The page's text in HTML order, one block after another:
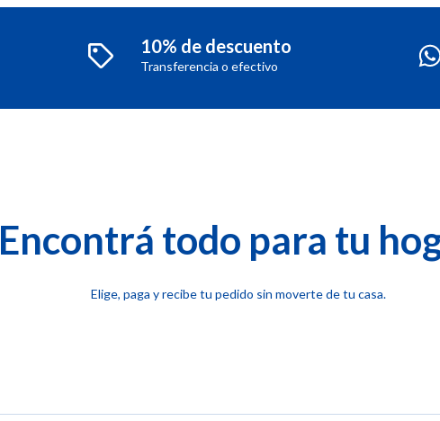
10% de descuento
Transferencia o efectivo
Encontrá todo para tu
Elige, paga y recibe tu pedido sin moverte de tu casa.